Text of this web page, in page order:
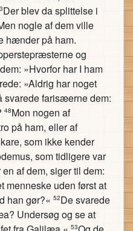
Der blev da splittelse i
nogle af dem ville
hænder på ham.
og
»Hvorfor har I ham
»Aldrig har noget
svarede farisæerne dem:
48Mon nogen af
på ham, eller af
som ikke kender
som tidligere var
af dem, siger til dem:
menneske uden først at
han gør?« 52De svarede
Undersøg og se at
53